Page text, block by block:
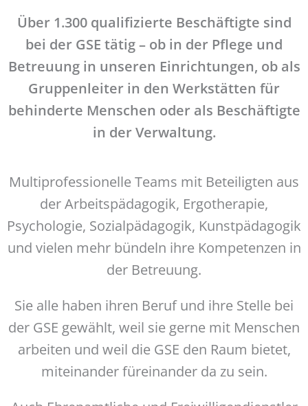
Über 1.300 qualifizierte Beschäftigte sind
bei der GSE tätig – ob in der Pflege und
Betreuung in unseren Einrichtungen, ob als
Gruppenleiter in den Werkstätten für
behinderte Menschen oder als Beschäftigte
in der Verwaltung.
Multiprofessionelle Teams mit Beteiligten aus
der Arbeitspädagogik, Ergotherapie,
Psychologie, Sozialpädagogik, Kunstpädagogik
und vielen mehr bündeln ihre Kompetenzen in
der Betreuung.
Sie alle haben ihren Beruf und ihre Stelle bei
der GSE gewählt, weil sie gerne mit Menschen
arbeiten und weil die GSE den Raum bietet,
miteinander füreinander da zu sein.